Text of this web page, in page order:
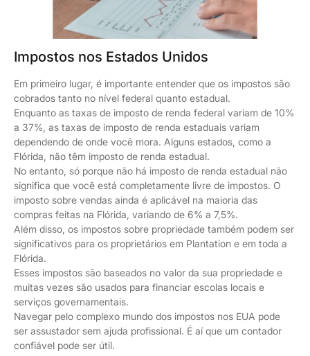
Impostos nos Estados Unidos
Em primeiro lugar, é importante entender que os impostos são
cobrados tanto no nível federal quanto estadual.
Enquanto as taxas de imposto de renda federal variam de 10%
a 37%, as taxas de imposto de renda estaduais variam
dependendo de onde você mora. Alguns estados, como a
Flórida, não têm imposto de renda estadual.
No entanto, só porque não há imposto de renda estadual não
significa que você está completamente livre de impostos. O
imposto sobre vendas ainda é aplicável na maioria das
compras feitas na Flórida, variando de 6% a 7,5%.
Além disso, os impostos sobre propriedade também podem ser
significativos para os proprietários em Plantation e em toda a
Flórida.
Esses impostos são baseados no valor da sua propriedade e
muitas vezes são usados para financiar escolas locais e
serviços governamentais.
Navegar pelo complexo mundo dos impostos nos EUA pode
ser assustador sem ajuda profissional. É aí que um contador
confiável pode ser útil.